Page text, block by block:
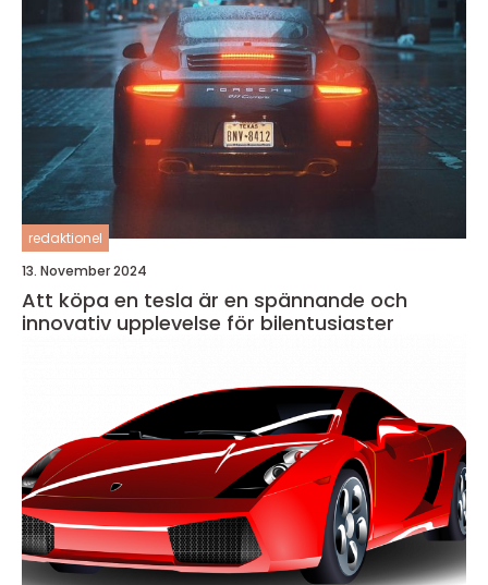
redaktionel
13. November 2024
Att köpa en tesla är en spännande och
innovativ upplevelse för bilentusiaster